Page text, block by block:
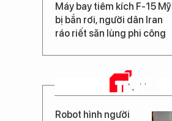
Máy bay tiêm kích F-15 Mỹ
bị bắn rơi, người dân Iran
ráo riết săn lùng phi công
TIN MỚI
Robot hình người